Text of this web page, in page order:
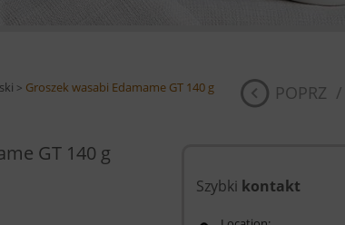
> Groszek wasabi Edamame GT 140 g POPRZ /
GT 140 g
Szybki kontakt